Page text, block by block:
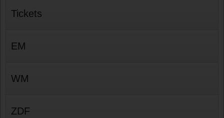
Tickets
EM
WM
ZDF